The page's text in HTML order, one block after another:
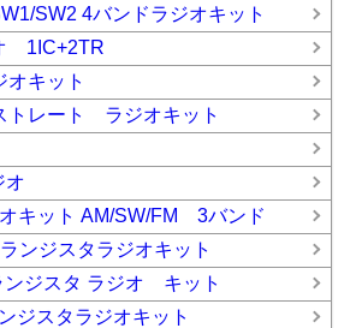
SW2 4バンドラジオキット
1IC+2TR
キット
レート ラジオキット
オ
キット AM/SW/FM 3バンド
ンジスタラジオキット
ンジスタ ラジオ キット
ジスタラジオキット